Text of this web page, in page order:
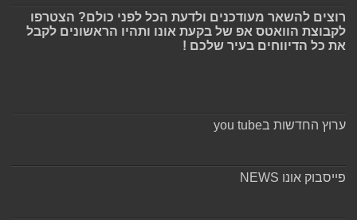
רוצים להשאר מעודכנים ולדעת הכל לפני כולם? הצטרפו
לקבוצת הוואטס אפ של בקעת אונו ותהיו הראשונים לקבל
את כל הדיווחים בעיר שלכם !
ערוץ החדשות בyou tube
פייסבוק אונו NEWS